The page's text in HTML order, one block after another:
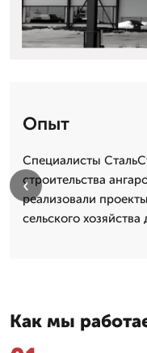
Опыт
Специалисты
строительства
реализовали
сельского хозяйства
‹
Как мы